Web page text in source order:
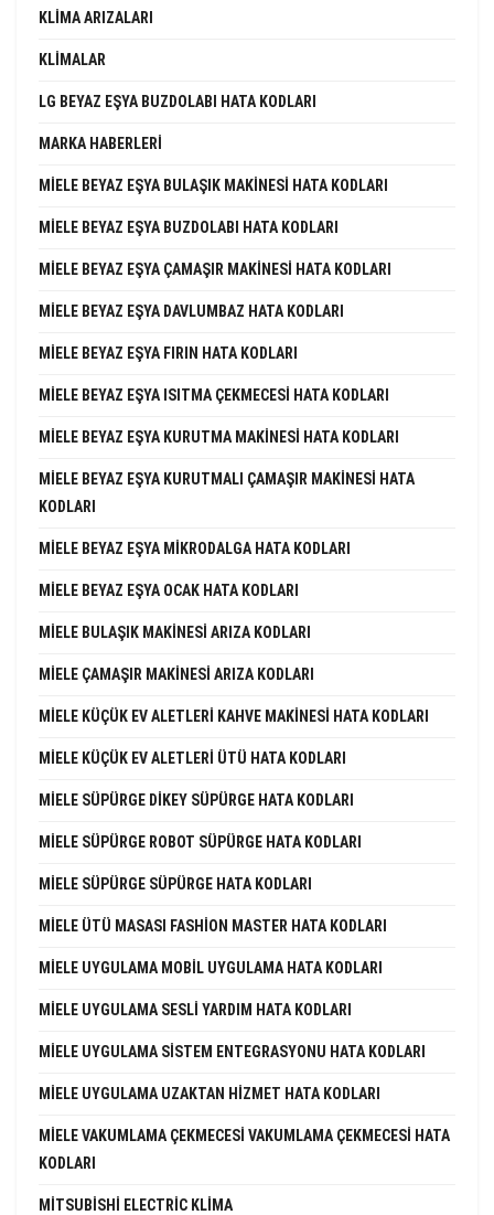
KLIMA ARIZALARI
KLIMALAR
LG BEYAZ EŞYA BUZDOLABI HATA KODLARI
MARKA HABERLERI
MIELE BEYAZ EŞYA BULAŞIK MAKINESI HATA KODLARI
MIELE BEYAZ EŞYA BUZDOLABI HATA KODLARI
MIELE BEYAZ EŞYA ÇAMAŞIR MAKINESI HATA KODLARI
MIELE BEYAZ EŞYA DAVLUMBAZ HATA KODLARI
MIELE BEYAZ EŞYA FIRIN HATA KODLARI
MIELE BEYAZ EŞYA ISITMA ÇEKMECESI HATA KODLARI
MIELE BEYAZ EŞYA KURUTMA MAKINESI HATA KODLARI
MIELE BEYAZ EŞYA KURUTMALI ÇAMAŞIR MAKINESI HATA
KODLARI
MIELE BEYAZ EŞYA MIKRODALGA HATA KODLARI
MIELE BEYAZ EŞYA OCAK HATA KODLARI
MIELE BULAŞIK MAKINESI ARIZA KODLARI
MIELE ÇAMAŞIR MAKINESI ARIZA KODLARI
MIELE KÜÇÜK EV ALETLERI KAHVE MAKINESI HATA KODLARI
MIELE KÜÇÜK EV ALETLERI ÜTÜ HATA KODLARI
MIELE SÜPÜRGE DIKEY SÜPÜRGE HATA KODLARI
MIELE SÜPÜRGE ROBOT SÜPÜRGE HATA KODLARI
MIELE SÜPÜRGE SÜPÜRGE HATA KODLARI
MIELE ÜTÜ MASASI FASHION MASTER HATA KODLARI
MIELE UYGULAMA MOBIL UYGULAMA HATA KODLARI
MIELE UYGULAMA SESLI YARDIM HATA KODLARI
MIELE UYGULAMA SISTEM ENTEGRASYONU HATA KODLARI
MIELE UYGULAMA UZAKTAN HIZMET HATA KODLARI
MIELE VAKUMLAMA ÇEKMECESI VAKUMLAMA ÇEKMECESI HATA
KODLARI
MITSUBISHI ELECTRIC KLIMA